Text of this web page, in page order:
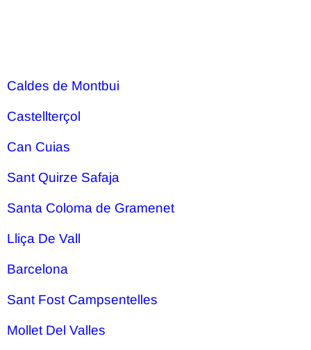
Caldes de Montbui
Castellterçol
Can Cuias
Sant Quirze Safaja
Santa Coloma de Gramenet
Lliça De Vall
Barcelona
Sant Fost Campsentelles
Mollet Del Valles